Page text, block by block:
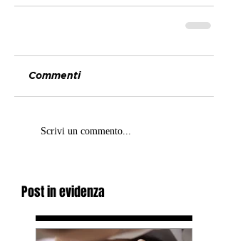
Commenti
Scrivi un commento...
Post in evidenza